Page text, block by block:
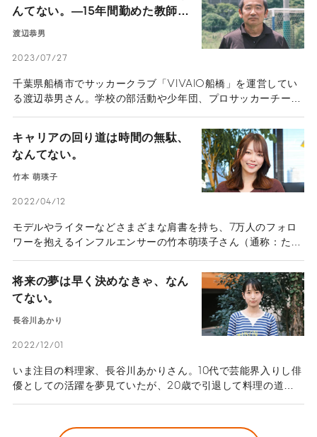
んてない。―15年間勤めた教師を
辞め、「街のサッカークラブ」を
源―
渡辺恭男
2023/07/27
千葉県船橋市でサッカークラブ「VIVAIO船橋」を運営してい
る渡辺恭男さん。学校の部活動や少年団、プロサッカーチーム
経営を通じて何を実現しようとしているのか、話を伺った。
キャリアの回り道は時間の無駄、
なんてない。
竹本 萌瑛子
2022/04/12
モデルやライターなどさまざまな肩書を持ち、7万人のフォロ
ワーを抱えるインフルエンサーの竹本萌瑛子さん（通称：たけ
業では広告制作やSNSマーケティングなどに携わる。社員数
7,000人を抱えるヤフー株式会社から、社員数2人の株式会社
アマヤドリへの転職という大胆な選択も話題になった。「小さ
い頃から夢なんてなかった」と語る竹本さんは、やりたいこと
が見つからず悩んだ末に、どのようにして今のキャリアを手に
入れたのだろうか。
将来の夢は早く決めなきゃ、なん
てない。
長谷川あかり
2022/12/01
いま注目の料理家、長谷川あかりさん。10代で芸能界入りし俳
優としての活躍を夢見ていたが、20歳で引退して料理の道
えるが、長谷川さんはどんなキャリア観を思い描いているのだ